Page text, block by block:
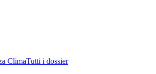
ClimaTutti i dossier